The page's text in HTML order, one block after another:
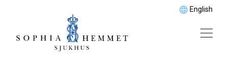
English